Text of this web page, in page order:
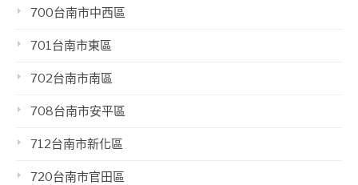
700台南市中西區
701台南市東區
702台南市南區
708台南市安平區
712台南市新化區
720台南市官田區